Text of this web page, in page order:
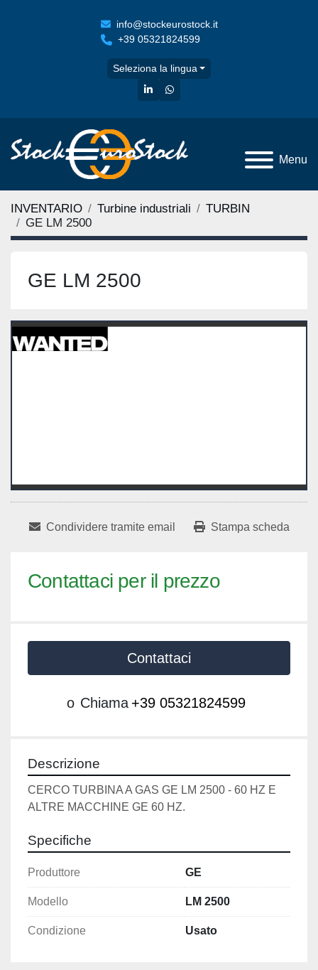
info@stockeurostock.it
+39 05321824599
Seleziona la lingua
linkedinwhatsapp
Menu
INVENTARIO Turbine industriali
TURBIN
GE LM 2500
GE LM 2500
Condividere tramite email Stampa scheda
Contattaci per il prezzo
Contattaci
o Chiama +39 05321824599
Descrizione
CERCO TURBINA A GAS GE LM 2500 - 60 HZ E
ALTRE MACCHINE GE 60 HZ.
Specifiche
Produttore GE
Modello LM 2500
Condizione Usato